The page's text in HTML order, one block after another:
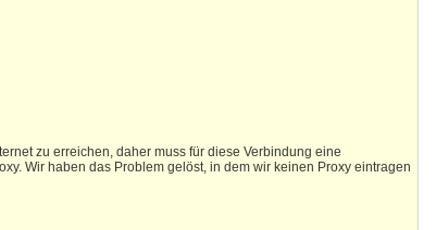
zu erreichen, daher muss für diese Verbindung eine
Wir haben das Problem gelöst, in dem wir keinen Proxy eintragen